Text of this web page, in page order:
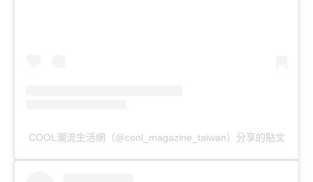
COOL潮流生活網（@cool_magazine_taiwan）分享的貼文